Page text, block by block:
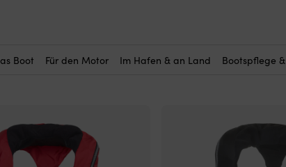
Boot Für den Motor Im Hafen & an Land Bootspflege